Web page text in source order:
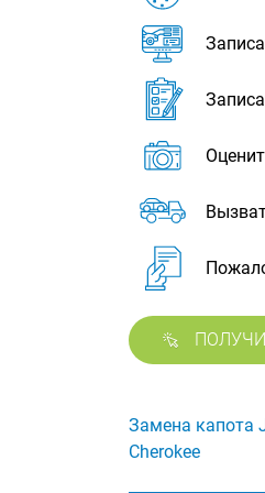
Замена капота
Cherokee